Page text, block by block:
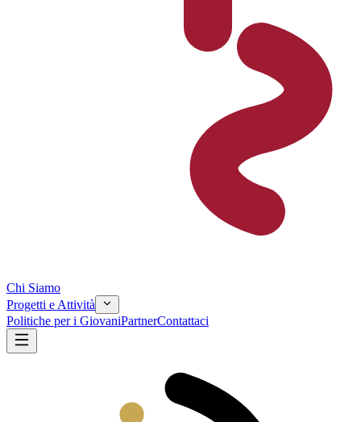
Chi Siamo
Progetti e Attività
Politiche per i GiovaniPartnerContattaci